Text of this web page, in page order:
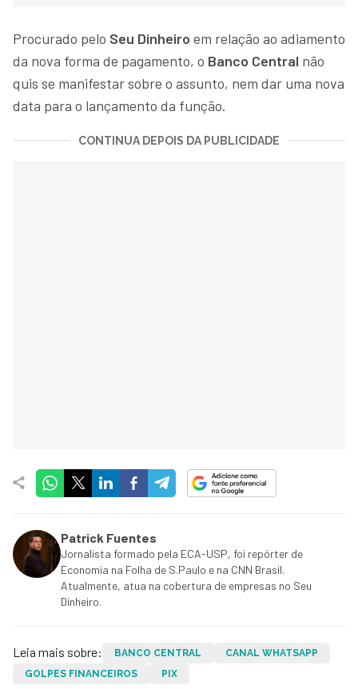
Procurado pelo Seu Dinheiro em relação ao adiamento
da nova forma de pagamento, o Banco Central não
quis se manifestar sobre o assunto, nem dar uma nova
data para o lançamento da função.
CONTINUA DEPOIS DA PUBLICIDADE
Patrick Fuentes
Jornalista formado pela ECA-USP, foi repórter de
Economia na Folha de S.Paulo e na CNN Brasil.
Atualmente, atua na cobertura de empresas no Seu
Dinheiro.
Leia mais sobre: BANCO CENTRAL
CANAL WHATSAPP
GOLPES FINANCEIROS
PIX